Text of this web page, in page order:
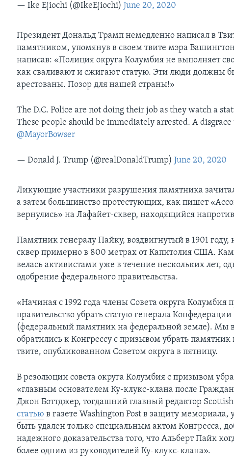
— Ike Ejiochi (@IkeEjiochi)June 20, 2020
Президент Дональд Трамп немедленно написал в
памятником, упомянув в своем твите мэра
написав: «Полиция округа Колумбия не выполняет
как сваливают и сжигают статую. Эти люди должны
арестованы. Позор для нашей страны!»
The D.C. Police are not doing their job as they watch a
These people should be immediately arrested. A
@MayorBowser
— Donald J. Trump (@realDonaldTrump)June 20, 2020
Ликующие участники разрушения памятника
а затем большинство протестующих, как пишет
вернулись» на Лафайет-сквер, находящийся
Памятник генералу Пайку, воздвигнутый в 1901
сквер примерно в 800 метрах от Капитолия США.
велась активистами уже в течение нескольких лет,
одобрение федерального правительства.
«Начиная с 1992 года члены Совета округа Колумбия
правительство убрать статую генерала
(федеральный памятник на федеральной земле). Мы
обратились к Конгрессу с призывом убрать памятник
твите, опубликованном Советом округа в пятницу.
В резолюции совета округа Колумбия с призывом
«главным основателем Ку-клукс-клана после
Джон Боттджер, тогдашний главный редактор
статью в газете Washington Post в защиту
быть удален только специальным актом Конгресса,
надежного доказательства того, что Альберт Пайк
более одним из руководителей Ку-клукс-клана».